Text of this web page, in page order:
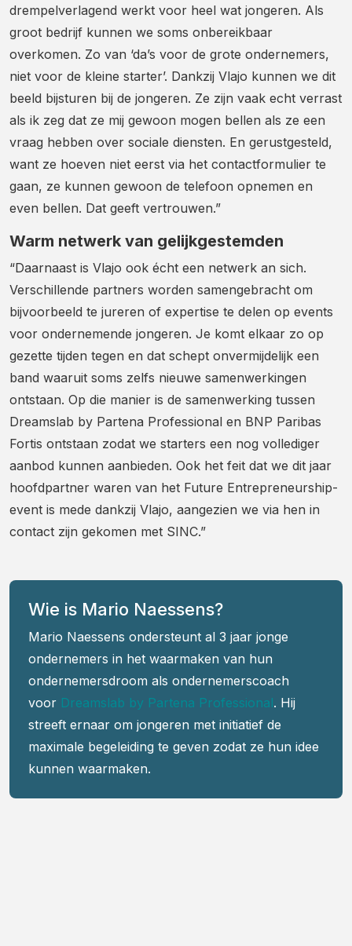
drempelverlagend werkt voor heel wat jongeren. Als
groot bedrijf kunnen we soms onbereikbaar
overkomen. Zo van ‘da’s voor de grote ondernemers,
niet voor de kleine starter’. Dankzij Vlajo kunnen we dit
beeld bijsturen bij de jongeren. Ze zijn vaak echt verrast
als ik zeg dat ze mij gewoon mogen bellen als ze een
vraag hebben over sociale diensten. En gerustgesteld,
want ze hoeven niet eerst via het contactformulier te
gaan, ze kunnen gewoon de telefoon opnemen en
even bellen. Dat geeft vertrouwen.”
Warm netwerk van gelijkgestemden
“Daarnaast is Vlajo ook écht een netwerk an sich.
Verschillende partners worden samengebracht om
bijvoorbeeld te jureren of expertise te delen op events
voor ondernemende jongeren. Je komt elkaar zo op
gezette tijden tegen en dat schept onvermijdelijk een
band waaruit soms zelfs nieuwe samenwerkingen
ontstaan. Op die manier is de samenwerking tussen
Dreamslab by Partena Professional en BNP Paribas
Fortis ontstaan zodat we starters een nog vollediger
aanbod kunnen aanbieden. Ook het feit dat we dit jaar
hoofdpartner waren van het Future Entrepreneurship-
event is mede dankzij Vlajo, aangezien we via hen in
contact zijn gekomen met SINC.”
Wie is Mario Naessens?
Mario Naessens ondersteunt al 3 jaar jonge
ondernemers in het waarmaken van hun
ondernemersdroom als ondernemerscoach
voor Dreamslab by Partena Professional. Hij
streeft ernaar om jongeren met initiatief de
maximale begeleiding te geven zodat ze hun idee
kunnen waarmaken.